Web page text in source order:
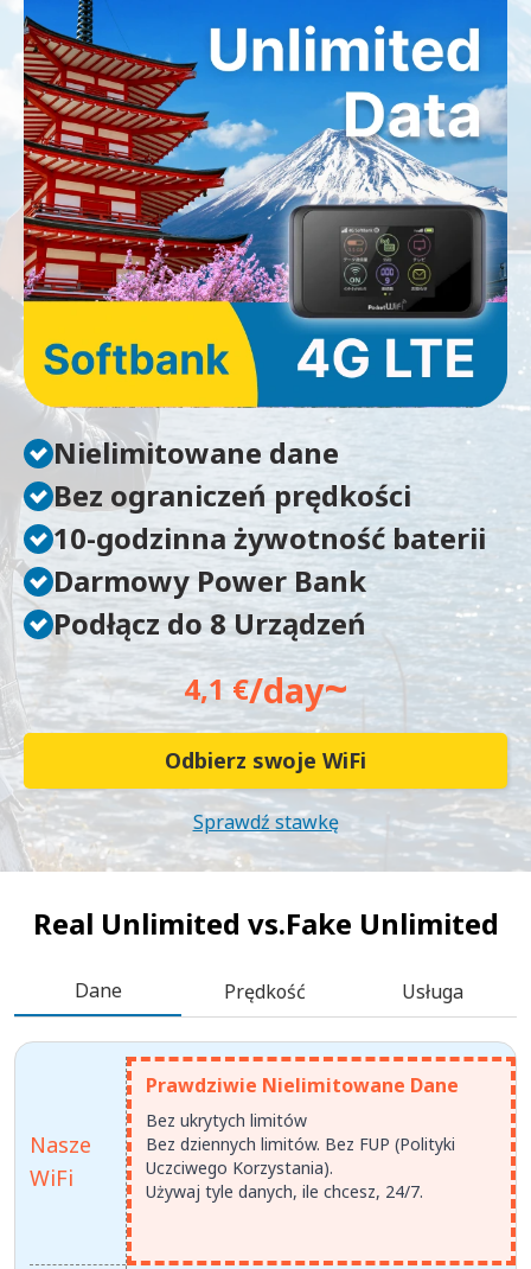
Nielimitowane dane
Bez ograniczeń prędkości
10-godzinna żywotność baterii
Darmowy Power Bank
Podłącz do 8 Urządzeń
4,1 €/day~
Odbierz swoje WiFi
Sprawdź stawkę
Real Unlimited vs.Fake Unlimited
Dane Prędkość Usługa
Nasze
WiFi
Prawdziwie Nielimitowane Dane
Bez ukrytych limitów
Bez dziennych limitów. Bez FUP (Polityki
Uczciwego Korzystania).
Używaj tyle danych, ile chcesz, 24/7.